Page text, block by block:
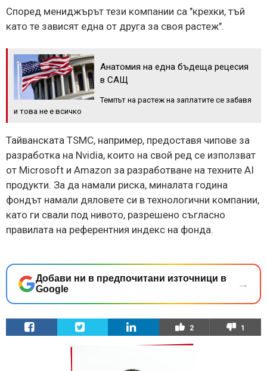
Според мениджърът тези компании са "крехки, тъй
като те зависят една от друга за своя растеж".
Анатомия на една бъдеща рецесия
в САЩ
Темпът на растеж на заплатите се забавя
и това не е всичко
Тайванската TSMC, например, предоставя чипове за
разработка на Nvidia, които на свой ред се използват
от Microsoft и Amazon за разработване на техните AI
продукти. За да намали риска, миналата година
фондът намали дяловете си в технологични компании,
като ги свали под нивото, разрешено съгласно
правилата на референтния индекс на фонда.
Добави ни в предпочитани източници в
Google
→
2 1